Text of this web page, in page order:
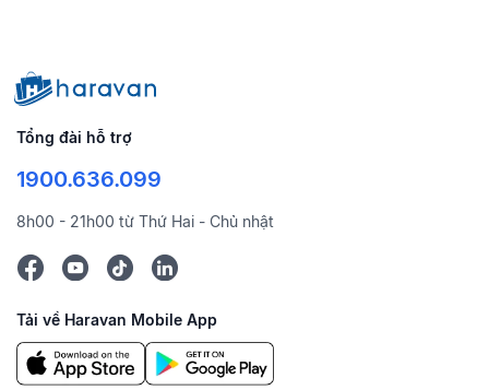
Tổng đài hỗ trợ
1900.636.099
8h00 - 21h00 từ Thứ Hai - Chủ nhật
Tải về Haravan Mobile App